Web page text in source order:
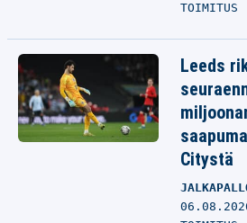
TOIMITUS
Leeds
Citystä